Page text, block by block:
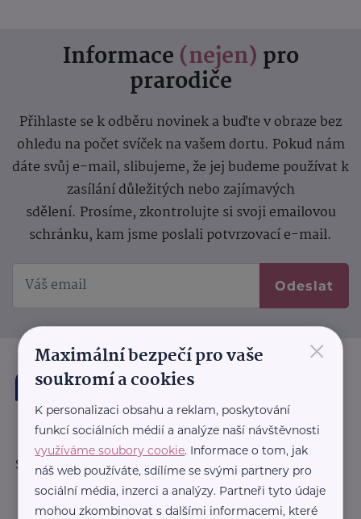
Informace (nejen) pro
prarodiče
Přihlaste se k odběru novinek a buďte v obraze bez
ohledu na počet svíček na vašem dortu. Pokud nám
dáte svůj e-mail, slibujeme, že jej budeme používat k
zasílání důležitých nebo zajímavých
sdělení. Prosíme, zkontrolujte si svoji emailovou
schránku, kam jsme poslali potvrzovací e-mail.
Odeslat
Sledujte nás:
×
Maximální bezpečí pro vaše
soukromí a cookies
K personalizaci obsahu a reklam, poskytování
funkcí sociálních médií a analýze naší návštěvnosti
využíváme soubory cookie. Informace o tom, jak
náš web používáte, sdílíme se svými partnery pro
sociální média, inzerci a analýzy. Partneři tyto údaje
mohou zkombinovat s dalšími informacemi, které